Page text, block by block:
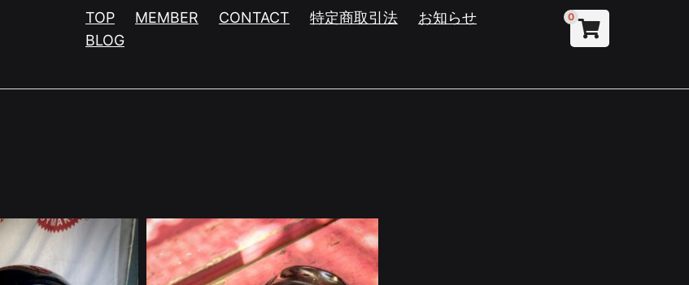
0
TOP MEMBER CONTACT 特定商取引法
お知らせ
BLOG